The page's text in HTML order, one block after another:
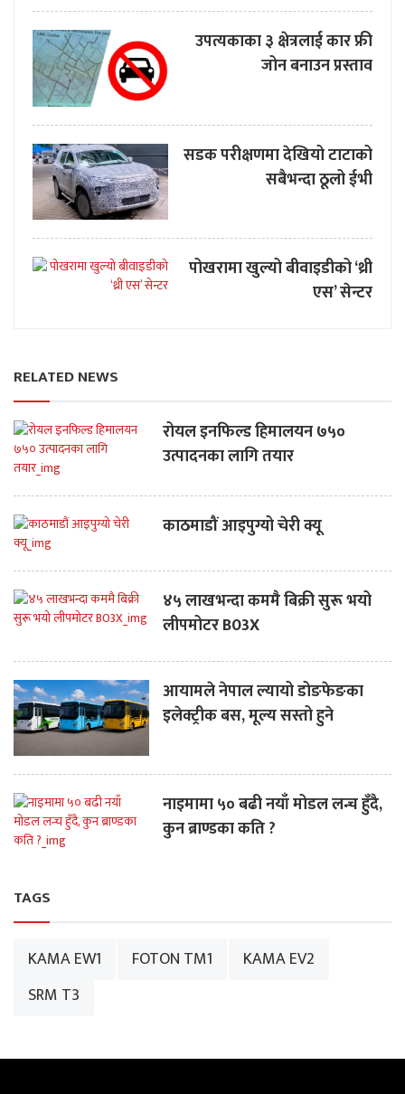
उपत्यकाका ३ क्षेत्रलाई कार फ्री
जोन बनाउन प्रस्ताव
सडक परीक्षणमा देखियो टाटाको
सबैभन्दा ठूलो ईभी
पोखरामा खुल्यो बीवाइडीको ‘थ्री
एस’ सेन्टर
RELATED NEWS
रोयल इनफिल्ड हिमालयन ७५०
उत्पादनका लागि तयार
काठमाडौं आइपुग्यो चेरी क्यू
४५ लाखभन्दा कममै बिक्री सुरू भयो
लीपमोटर B03X
आयामले नेपाल ल्यायो डोङफेङका
इलेक्ट्रीक बस, मूल्य सस्तो हुने
नाइमामा ५० बढी नयाँ मोडल लन्च हुँदै,
कुन ब्राण्डका कति ?
TAGS
KAMA EW1 FOTON TM1
KAMA EV2
SRM T3